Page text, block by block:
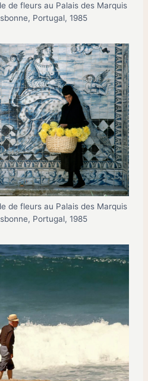
de fleurs au Palais des Marquis
Portugal, 1985
de fleurs au Palais des Marquis
Portugal, 1985